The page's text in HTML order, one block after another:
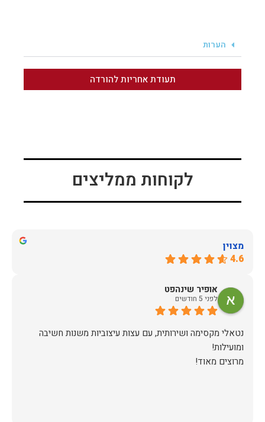
הערות
תעודת אחריות להורדה
לקוחות ממליצים
מצוין
4.6
אופיר שינהפט
לפני 5 חודשים
נטאלי מקסימה ושירותית, עם עצות עיצוביות משנות חשיבה
מרוצים מאוד!